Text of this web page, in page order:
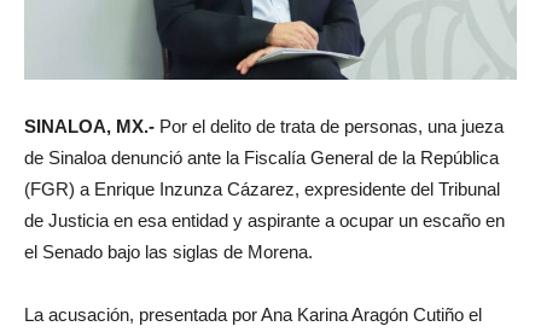
SINALOA, MX.- Por el delito de trata de personas, una jueza
de Sinaloa denunció ante la Fiscalía General de la República
(FGR) a Enrique Inzunza Cázarez, expresidente del Tribunal
de Justicia en esa entidad y aspirante a ocupar un escaño en
el Senado bajo las siglas de Morena.
La acusación, presentada por Ana Karina Aragón Cutiño el